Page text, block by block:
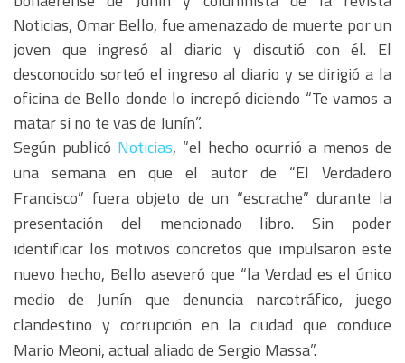
Noticias, Omar Bello, fue amenazado de muerte por un
joven que ingresó al diario y discutió con él. El
desconocido sorteó el ingreso al diario y se dirigió a la
oficina de Bello donde lo increpó diciendo “Te vamos a
matar si no te vas de Junín”.
Según publicó Noticias, “el hecho ocurrió a menos de
una semana en que el autor de “El Verdadero
Francisco” fuera objeto de un “escrache” durante la
presentación del mencionado libro. Sin poder
identificar los motivos concretos que impulsaron este
nuevo hecho, Bello aseveró que “la Verdad es el único
medio de Junín que denuncia narcotráfico, juego
clandestino y corrupción en la ciudad que conduce
Mario Meoni, actual aliado de Sergio Massa”.